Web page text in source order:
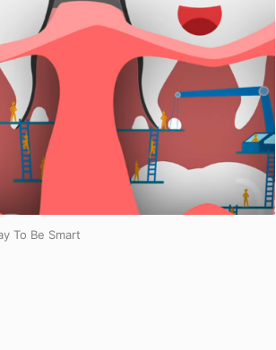
To Be Smart